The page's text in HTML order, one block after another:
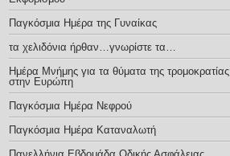
Παγκόσμια Ημέρα της Γυναίκας
τα χελιδόνια ήρθαν…γνωρίστε τα…
Ημέρα Μνήμης για τα θύματα της τρομοκρατίας
στην Ευρώπη
Παγκόσμια Ημέρα Νεφρού
Παγκόσμια Ημέρα Καταναλωτή